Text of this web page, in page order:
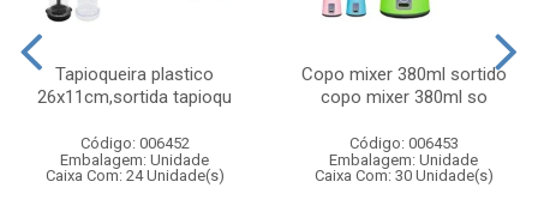
Tapioqueira plastico
26x11cm,sortida tapioqu
Código: 006452
Embalagem: Unidade
Caixa Com: 24 Unidade(s)
Copo mixer 380ml sortido
copo mixer 380ml so
Código: 006453
Embalagem: Unidade
Caixa Com: 30 Unidade(s)